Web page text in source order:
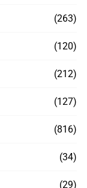
(263)
(120)
(212)
(127)
(816)
(34)
(29)